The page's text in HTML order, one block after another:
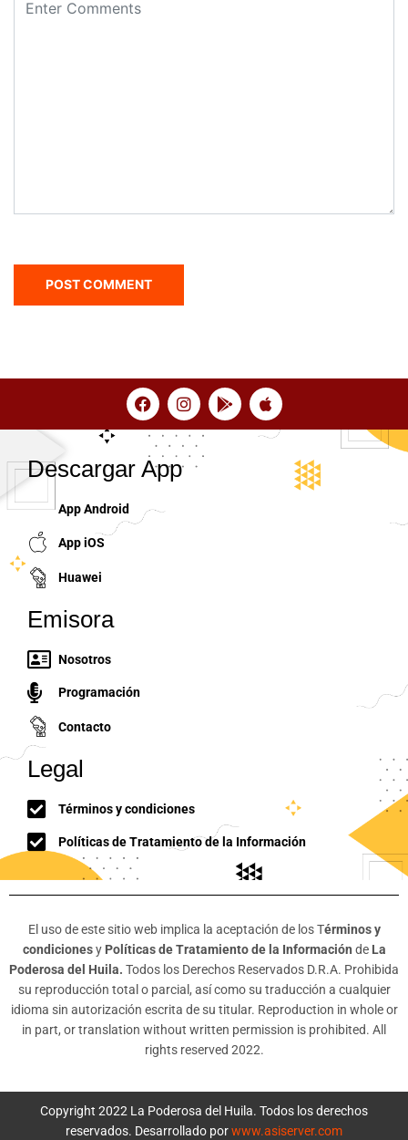
Descargar App
App Android
App iOS
Huawei
Emisora
Nosotros
Programación
Contacto
Legal
Términos y condiciones
Políticas de Tratamiento de la Información
El uso de este sitio web implica la aceptación de los Términos y
condicionesy Políticas de Tratamiento de la Información de La
Poderosa del Huila. Todos los Derechos Reservados D.R.A. Prohibida
su reproducción total o parcial, así como su traducción a cualquier
idioma sin autorización escrita de su titular. Reproduction in whole or
in part, or translation without written permission is prohibited. All
rights reserved 2022.
Copyright 2022 La Poderosa del Huila. Todos los derechos
reservados. Desarrollado porwww.asiserver.com